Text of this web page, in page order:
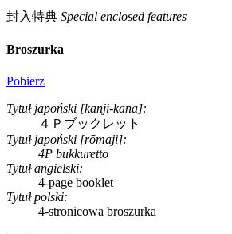
封入特典 Special enclosed features
Broszurka
Pobierz
Tytuł japoński [kanji-kana]:
４Ｐブックレット
Tytuł japoński [rōmaji]:
4P bukkuretto
Tytuł angielski:
4-page booklet
Tytuł polski:
4-stronicowa broszurka